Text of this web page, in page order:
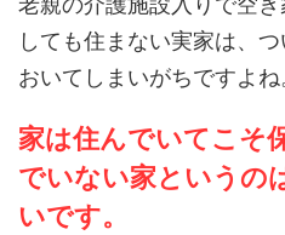
しても住まない実家は、
おいてしまいがちですよね
家は住んでいてこそ
でいない家というの
いです。